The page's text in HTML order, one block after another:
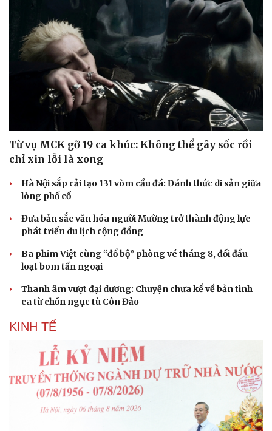
Sức khỏe
Dinh dưỡng - món ngon
Cây thuốc
Sản phụ khoa
Nhi khoa
Nam khoa
Làm đẹp - giảm cân
Ăn sạch sống khỏe
Nhà đẹp
Blog
Tình yêu - Gia đình
Từ vụ MCK gỡ 19 ca khúc: Không thể gây sốc rồi
chỉ xin lỗi là xong
Hà Nội sắp cải tạo 131 vòm cầu đá: Đánh thức di sản giữa
lòng phố cổ
Đưa bản sắc văn hóa người Mường trở thành động lực
phát triển du lịch cộng đồng
Ba phim Việt cùng “đổ bộ” phòng vé tháng 8, đối đầu
loạt bom tấn ngoại
Thanh âm vượt đại dương: Chuyện chưa kể về bản tình
ca từ chốn ngục tù Côn Đảo
KINH TẾ